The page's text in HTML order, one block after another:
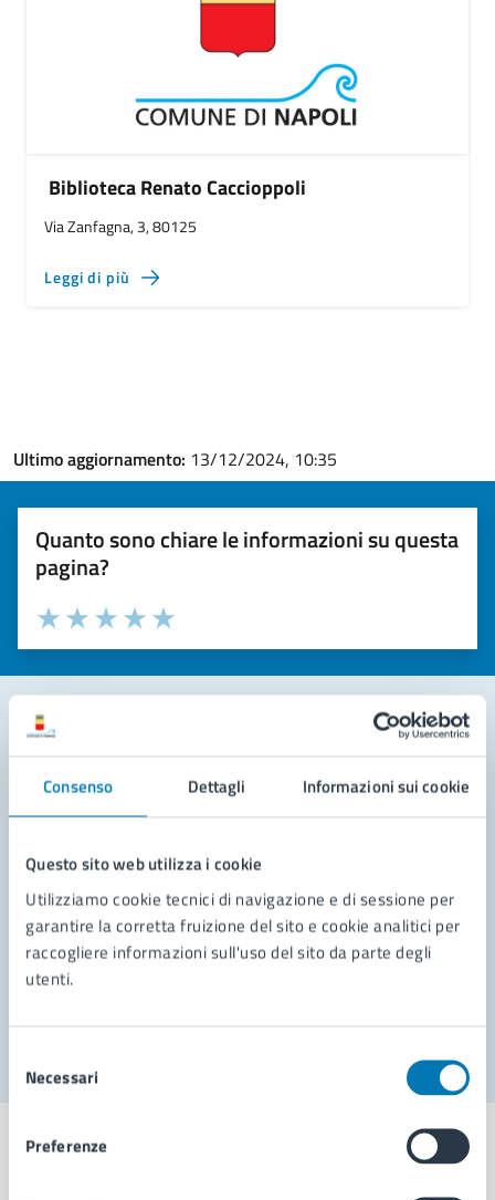
Consenso Dettagli Informazioni sui cookie
Questo sito web utilizza i cookie
Utilizziamo cookie tecnici di navigazione e di sessione per
garantire la corretta fruizione del sito e cookie analitici per
raccogliere informazioni sull'uso del sito da parte degli
utenti.
delNecessari
Preferenze
Biblioteca Renato Caccioppoli
Via Zanfagna, 3, 80125
Leggi di più
Ultimo aggiornamento: 13/12/2024, 10:35
Quanto sono chiare le informazioni su questa
pagina?
Valuta la chiarezza delle informazioni (da 1 a 5 stelle)
Seleziona il numero di stelle per valutare la chiarezza delle
Valuta 5 stelle su 5
Valuta 4 stelle su 5
Valuta 3 stelle su 5
Valuta 2 stelle su 5
Valuta 1 stelle su 5
Leggi le domande frequenti
Richiedi assistenza
Prenota appuntamento
Problemi in città